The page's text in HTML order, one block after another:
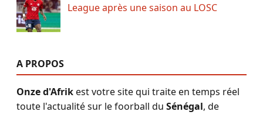
League après une saison au LOSC
A PROPOS
Onze d'Afrikest votre site qui traite en temps réel
toute l'actualité sur le foorball du Sénégal, de